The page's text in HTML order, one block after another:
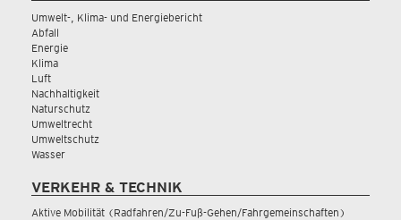
Umwelt-, Klima- und Energiebericht
Abfall
Energie
Klima
Luft
Nachhaltigkeit
Naturschutz
Umweltrecht
Umweltschutz
Wasser
VERKEHR & TECHNIK
Aktive Mobilität (Radfahren/Zu-Fuß-Gehen/Fahrgemeinschaften)